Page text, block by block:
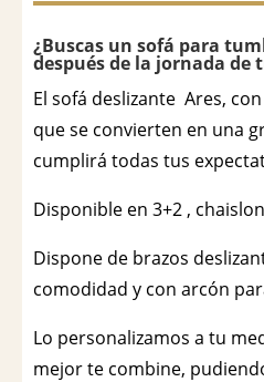
¿Buscas un sofá para
después de la jornada de
El sofá deslizante Ares,
que se convierten en una
cumplirá todas tus
Disponible en 3+2 ,
Dispone de brazos
comodidad y con arcón
Lo personalizamos a tu
mejor te combine,